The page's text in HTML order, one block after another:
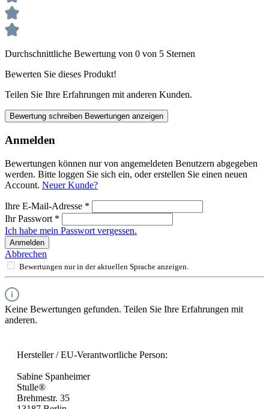
Durchschnittliche Bewertung von 0 von 5 Sternen
Bewerten Sie dieses Produkt!
Teilen Sie Ihre Erfahrungen mit anderen Kunden.
Bewertung schreiben Bewertungen anzeigen
Anmelden
Bewertungen können nur von angemeldeten Benutzern abgegeben
werden. Bitte loggen Sie sich ein, oder erstellen Sie einen neuen
Account. Neuer Kunde?
Ihre E-Mail-Adresse *
Ihr Passwort *
Ich habe mein Passwort vergessen.
Anmelden
Abbrechen
Bewertungen nur in der aktuellen Sprache anzeigen.
Keine Bewertungen gefunden. Teilen Sie Ihre Erfahrungen mit
anderen.
Hersteller / EU-Verantwortliche Person:
Sabine Spanheimer
Stulle®
Brehmestr. 35